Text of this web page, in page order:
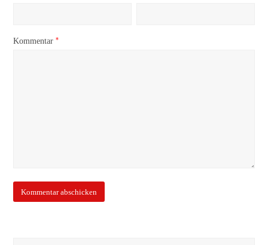
Kommentar*